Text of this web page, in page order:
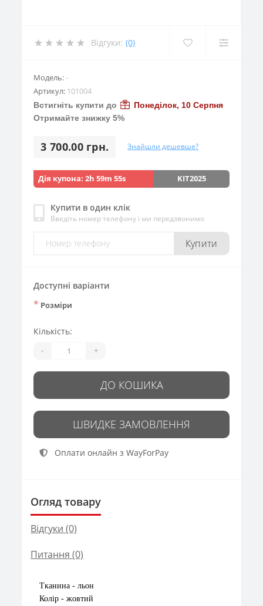
Відгуки: (0)
Модель:-
Артикул: 101004
Встигніть купити до
Понеділок, 10 Серпня
Отримайте знижку 5%
3 700.00 грн. Знайшли дешевше?
Дія купона:2h 59m 53s KIT2025
Купити в один клік
Введіть номер телефону і ми передзвонимо
Купити
Доступні варіанти
* Розміри
Кількість:
- +
ДО КОШИКА
ШВИДКЕ ЗАМОВЛЕННЯ
Оплати онлайн з WayForPay
Огляд товару
Відгуки (0)
Питання (0)
Тканина - льон
Колір - жовтий